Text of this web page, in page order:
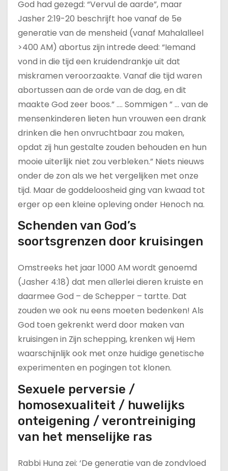
God had gezegd: “Vervul de aarde”, maar
Jasher 2:19-20 beschrijft hoe vanaf de 5e
generatie van de mensheid (vanaf Mahalalleel
>400 AM) abortus zijn intrede deed: “Iemand
vond in die tijd een kruidendrankje uit dat
miskramen veroorzaakte. Vanaf die tijd waren
abortussen aan de orde van de dag, en dit
maakte God zeer boos.” …. Sommigen ” … van de
mensenkinderen lieten hun vrouwen een drank
drinken die hen onvruchtbaar zou maken,
opdat zij hun gestalte zouden behouden en hun
mooie uiterlijk niet zou verbleken.” Niets nieuws
onder de zon als we het vergelijken met onze
tijd. Maar de goddeloosheid ging van kwaad tot
erger op een kleine opleving onder Henoch na.
Schenden van God’s
soortsgrenzen door kruisingen
Omstreeks het jaar 1000 AM wordt genoemd
(Jasher 4:18) dat men allerlei dieren kruiste en
daarmee God – de Schepper – tartte. Dat
zouden we ook nu eens moeten bedenken! Als
God toen gekrenkt werd door maken van
kruisingen in Zijn schepping, krenken wij Hem
waarschijnlijk ook met onze huidige genetische
experimenten en pogingen tot klonen.
Sexuele perversie /
homosexualiteit / huwelijks
onteigening / verontreiniging
van het menselijke ras
Rabbi Huna zei: ‘De generatie van de zondvloed